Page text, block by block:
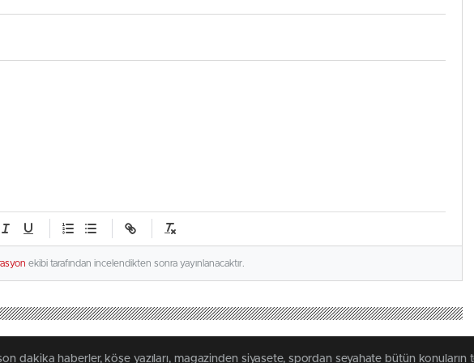
ekibi tarafından incelendikten sonra yayınlanacaktır.
dakika haberler, köşe yazıları, magazinden siyasete, spordan seyahate bütün